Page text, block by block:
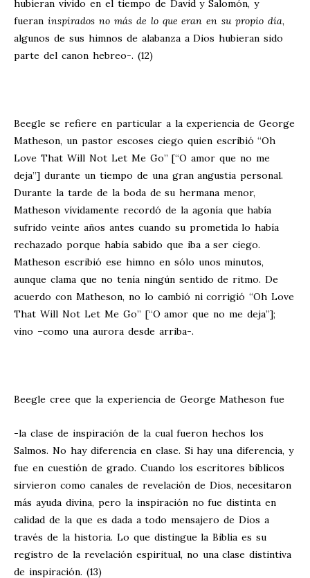
hubieran vivido en el tiempo de David y Salomón, y
fueran inspirados no más de lo que eran en su propio día,
algunos de sus himnos de alabanza a Dios hubieran sido
parte del canon hebreo-. (12)
Beegle se refiere en particular a la experiencia de George
Matheson, un pastor escoses ciego quien escribió “Oh
Love That Will Not Let Me Go” [“O amor que no me
deja”] durante un tiempo de una gran angustia personal.
Durante la tarde de la boda de su hermana menor,
Matheson vívidamente recordó de la agonía que había
sufrido veinte años antes cuando su prometida lo había
rechazado porque había sabido que iba a ser ciego.
Matheson escribió ese himno en sólo unos minutos,
aunque clama que no tenía ningún sentido de ritmo. De
acuerdo con Matheson, no lo cambió ni corrigió “Oh Love
That Will Not Let Me Go” [“O amor que no me deja”];
vino –como una aurora desde arriba-.
Beegle cree que la experiencia de George Matheson fue
-la clase de inspiración de la cual fueron hechos los
Salmos. No hay diferencia en clase. Si hay una diferencia, y
fue en cuestión de grado. Cuando los escritores bíblicos
sirvieron como canales de revelación de Dios, necesitaron
más ayuda divina, pero la inspiración no fue distinta en
calidad de la que es dada a todo mensajero de Dios a
través de la historia. Lo que distingue la Biblia es su
registro de la revelación espiritual, no una clase distintiva
de inspiración. (13)